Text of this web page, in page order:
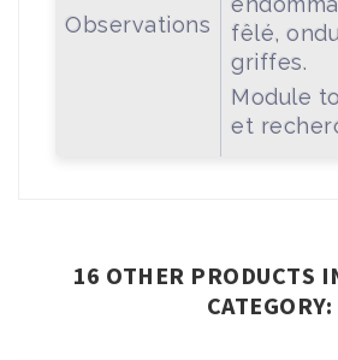
Observations
fêlé,
griffes.
Module
et
16 OTHER PRODUCTS
CATEGORY: